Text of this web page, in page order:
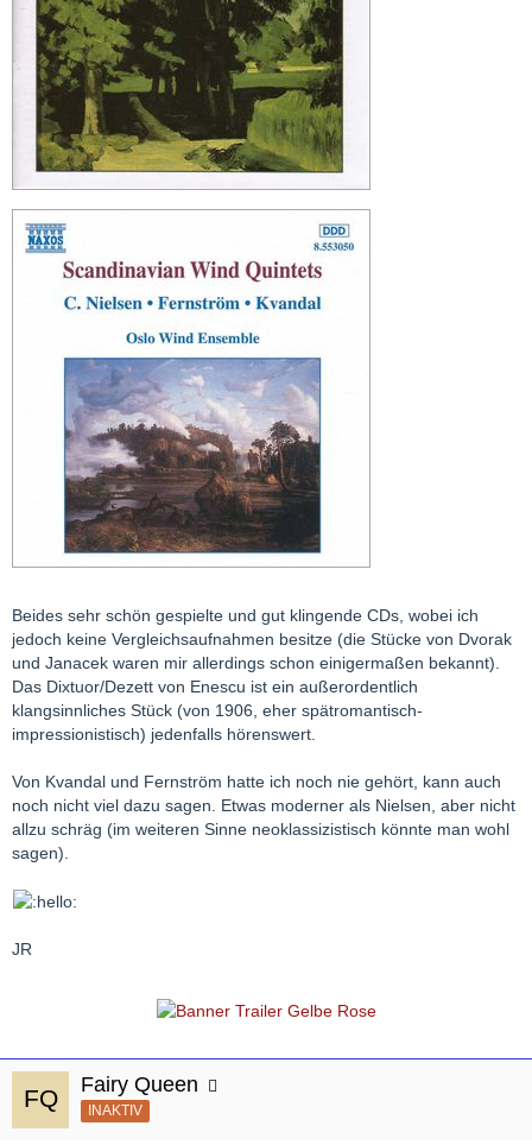
Beides sehr schön gespielte und gut klingende CDs, wobei ich
jedoch keine Vergleichsaufnahmen besitze (die Stücke von Dvorak
und Janacek waren mir allerdings schon einigermaßen bekannt).
Das Dixtuor/Dezett von Enescu ist ein außerordentlich
klangsinnliches Stück (von 1906, eher spätromantisch-
impressionistisch) jedenfalls hörenswert.
Von Kvandal und Fernström hatte ich noch nie gehört, kann auch
noch nicht viel dazu sagen. Etwas moderner als Nielsen, aber nicht
allzu schräg (im weiteren Sinne neoklassizistisch könnte man wohl
sagen).
JR
Fairy Queen
INAKTIV